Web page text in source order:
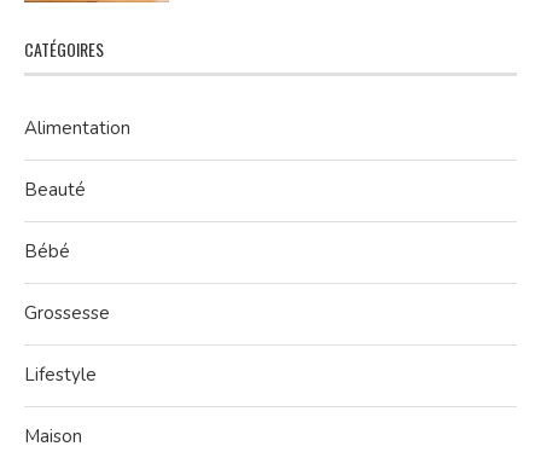
CATÉGOIRES
Alimentation
Beauté
Bébé
Grossesse
Lifestyle
Maison